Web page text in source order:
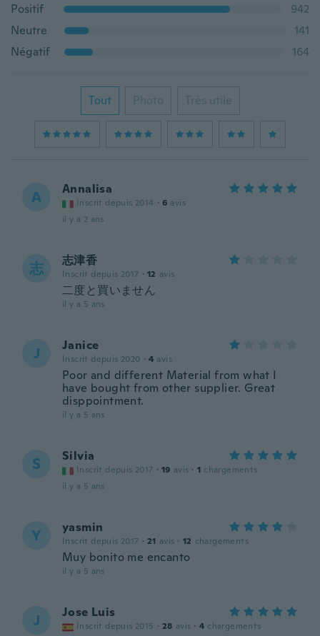
Positif
942
Neutre
141
Négatif
164
Tout Photo Très utile
A Annalisa
Inscrit depuis 2014 · 6 avis
il y a 2 ans
志 志津香
Inscrit depuis 2017 · 12 avis
二度と買いません
il y a 5 ans
J Janice
Inscrit depuis 2020 · 4 avis
Poor and different Material from what I
have bought from other supplier. Great
disppointment.
il y a 5 ans
S Silvia
Inscrit depuis 2017 · 19 avis · 1 chargements
il y a 5 ans
Y yasmin
Inscrit depuis 2017 · 21 avis · 12 chargements
Muy bonito me encanto
il y a 5 ans
J Jose Luis
Inscrit depuis 2015 · 28 avis · 4 chargements